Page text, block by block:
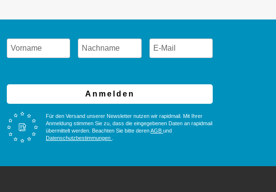
Anmelden
Für den Versand unserer Newsletter nutzen wir rapidmail. Mit Ihrer
Anmeldung stimmen Sie zu, dass die eingegebenen Daten an rapidmail
übermittelt werden. Beachten Sie bitte derenAGBund
Datenschutzbestimmungen